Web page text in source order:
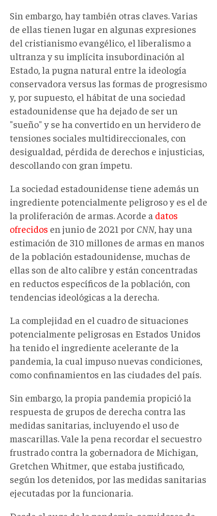
Sin embargo, hay también otras claves. Varias
de ellas tienen lugar en algunas expresiones
del cristianismo evangélico, el liberalismo a
ultranza y su implícita insubordinación al
Estado, la pugna natural entre la ideología
conservadora versus las formas de progresismo
y, por supuesto, el hábitat de una sociedad
estadounidense que ha dejado de ser un
"sueño" y se ha convertido en un hervidero de
tensiones sociales multidireccionales, con
desigualdad, pérdida de derechos e injusticias,
descollando con gran ímpetu.
La sociedad estadounidense tiene además un
ingrediente potencialmente peligroso y es el de
la proliferación de armas. Acorde a datos
ofrecidos en junio de 2021 por CNN, hay una
estimación de 310 millones de armas en manos
de la población estadounidense, muchas de
ellas son de alto calibre y están concentradas
en reductos específicos de la población, con
tendencias ideológicas a la derecha.
La complejidad en el cuadro de situaciones
potencialmente peligrosas en Estados Unidos
ha tenido el ingrediente acelerante de la
pandemia, la cual impuso nuevas condiciones,
como confinamientos en las ciudades del país.
Sin embargo, la propia pandemia propició la
respuesta de grupos de derecha contra las
medidas sanitarias, incluyendo el uso de
mascarillas. Vale la pena recordar el secuestro
frustrado contra la gobernadora de Michigan,
Gretchen Whitmer, que estaba justificado,
según los detenidos, por las medidas sanitarias
ejecutadas por la funcionaria.